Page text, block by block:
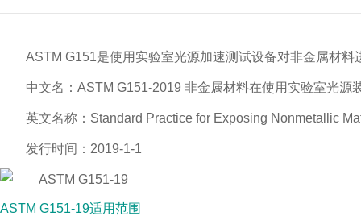
ASTM G151是使用实验室光源加速测试设备对非金属材料
中文名：ASTM G151-2019 非金属材料在使用实验室光源
英文名称：Standard Practice for Exposing Nonmetallic
发行时间：2019-1-1
ASTM G151-19适用范围